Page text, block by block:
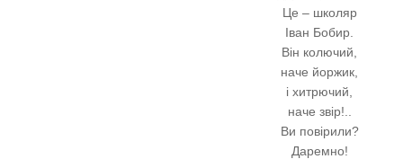
Це – школяр
Іван Бобир.
Він колючий,
наче йоржик,
і хитрючий,
наче звір!..
Ви повірили?
Даремно!